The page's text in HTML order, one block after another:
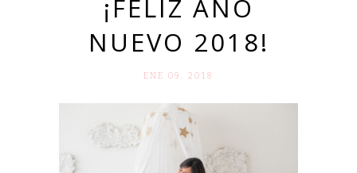
¡FELIZ AÑO
NUEVO 2018!
ENE 09. 2018